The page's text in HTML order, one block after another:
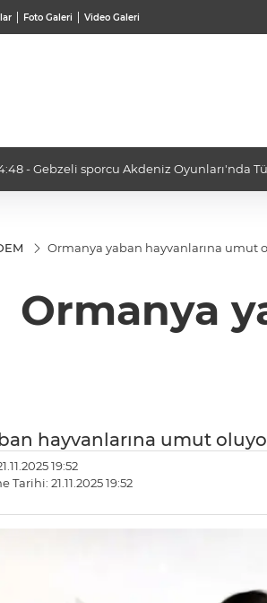
Foto Galeri Video Galeri
BGN
27,9743 %-0,22
- Gebzeli sporcu Akdeniz Oyunları'nda
Ormanya yaban hayvanlarına umut
Ormanya
hayvanlarına umut
19:52
21.11.2025 19:52